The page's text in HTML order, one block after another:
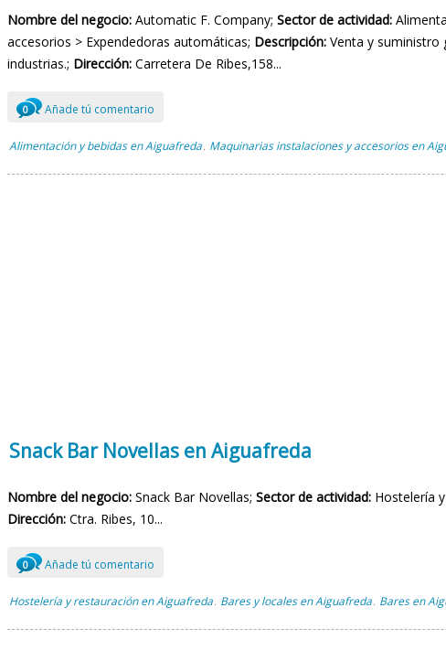
Nombre del negocio:Automatic F. Company; Sector de actividad:
accesorios > Expendedoras automáticas; Descripción:Venta y suministro
industrias.; Dirección:Carretera De Ribes,158...
0 Añade tú comentario
Alimentación y bebidas en Aiguafreda , Maquinarias instalaciones y accesorios en
Snack Bar Novellas en Aiguafreda
Nombre del negocio:Snack Bar Novellas; Sector de actividad:Hostelería y
Dirección:Ctra. Ribes, 10...
0 Añade tú comentario
Hostelería y restauración en Aiguafreda , Bares y locales en Aiguafreda , Bares en